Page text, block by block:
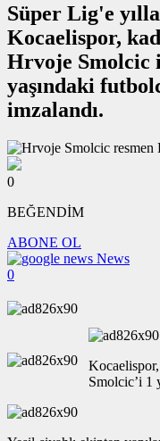
Süper Lig'e
Kocaelispor,
Hrvoje Smolcic
yaşındaki
imzalandı.
0
BEĞENDİM
ABONE OL
News
0
Smolcic’i 1